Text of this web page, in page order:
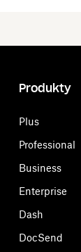
Produkty
Plus
Professional
Business
Enterprise
Dash
DocSend